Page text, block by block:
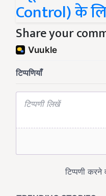
Control) के
Share your